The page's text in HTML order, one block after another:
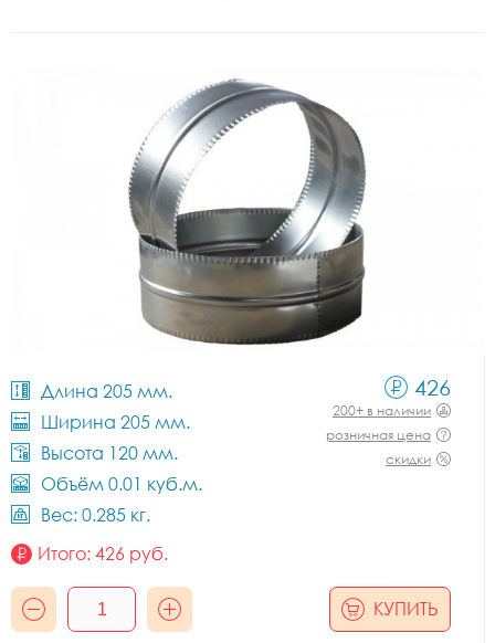
Длина 205 мм.
Ширина 205 мм.
Высота 120 мм.
Объём 0.01 куб.м.
Вес: 0.285 кг.
426
200+ в наличии
розничная цена
скидки
Итого: 426 руб.
КУПИТЬ